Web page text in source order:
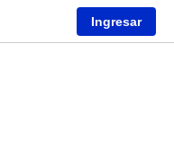
Ingresar